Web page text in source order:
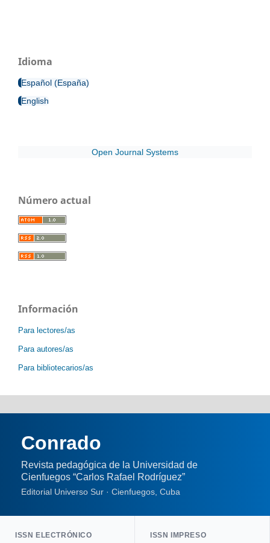
Idioma
Español (España)
English
Open Journal Systems
Número actual
Información
Para lectores/as
Para autores/as
Para bibliotecarios/as
Conrado
Revista pedagógica de la Universidad de
Cienfuegos “Carlos Rafael Rodríguez”
Editorial Universo Sur · Cienfuegos, Cuba
ISSN ELECTRÓNICO ISSN IMPRESO